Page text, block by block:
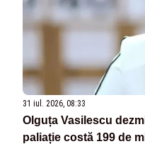
31 iul. 2026, 08:33
Olguța Vasilescu
paliație costă 199 de